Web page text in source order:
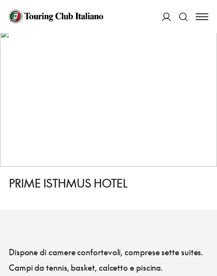
HOME
PRIME ISTHMUS HOTEL
PRIME ISTHMUS HOTEL
Dispone di camere confortevoli, comprese sette suites.
Campi da tennis, basket, calcetto e piscina.